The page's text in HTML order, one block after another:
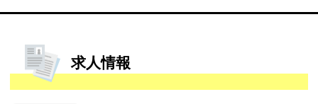
求人情報